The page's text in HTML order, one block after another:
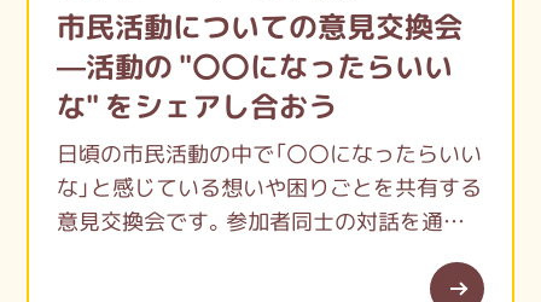
市民活動についての意見交換会
—活動の "〇〇になったらいい
な" をシェアし合おう
日頃の市民活動の中で「〇〇になったらいい
な」と感じている想いや困りごとを共有する
意見交換会です。参加者同士の対話を通じ
て想いや困りごとを可視化し、今後の市民活
動支援に求められることを共に考えます。